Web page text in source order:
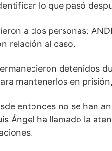
lo que pasó
a dos personas:
relación al caso.
detenidos
mantenerlos en
entonces no se han
Ángel ha llamado la